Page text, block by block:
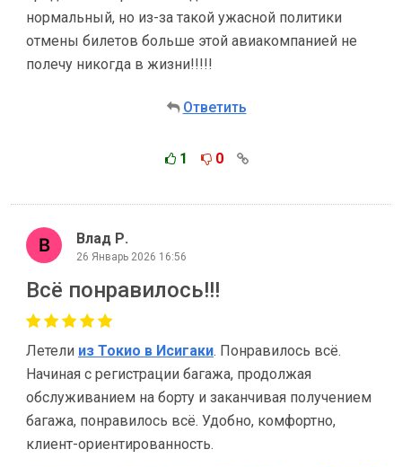
нормальный, но из-за такой ужасной политики
отмены билетов больше этой авиакомпанией не
полечу никогда в жизни!!!!!
Ответить
1 0
Влад Р.
26 Январь 2026 16:56
Всё понравилось!!!
Летели из Токио в Исигаки. Понравилось всё.
Начиная с регистрации багажа, продолжая
обслуживанием на борту и заканчивая получением
багажа, понравилось всё. Удобно, комфортно,
клиент-ориентированность.